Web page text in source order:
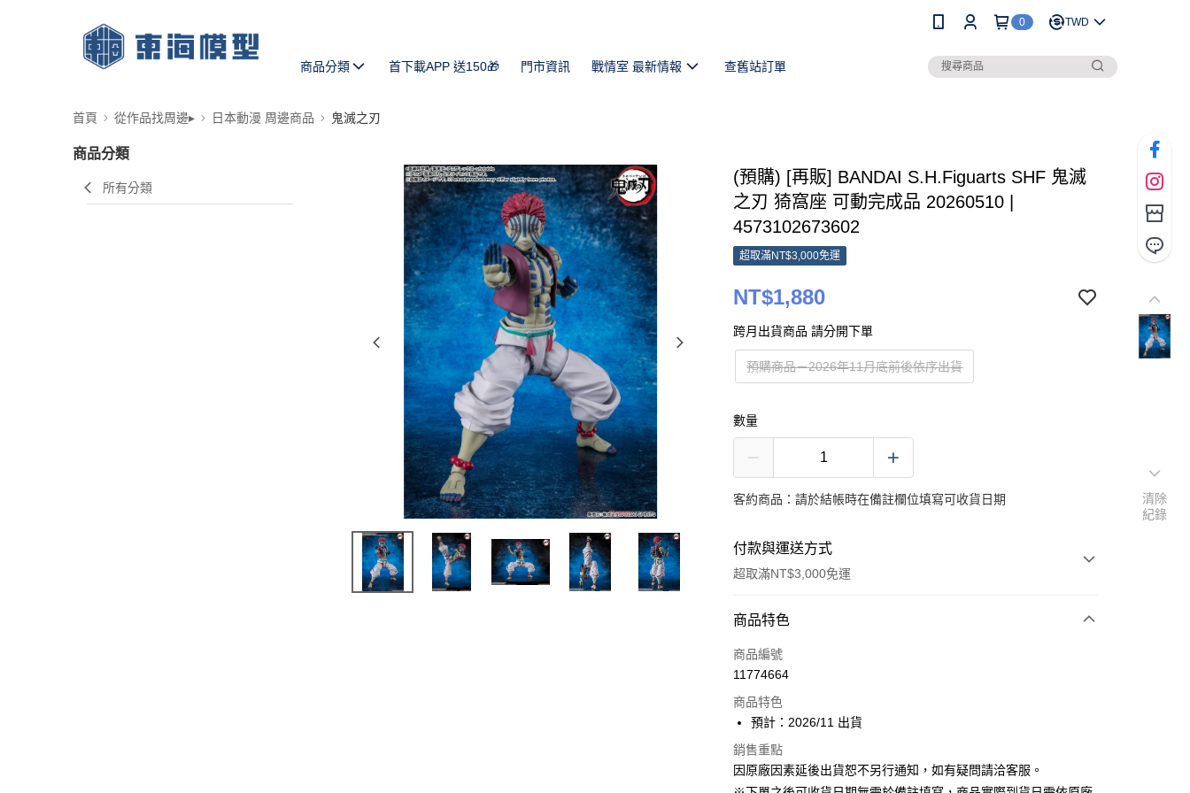
0 TWD
商品分類 首下載APP 送150🎁 門市資訊 戰情室 最新情報 查舊站訂單
首頁 從作品找周邊▸ 日本動漫 周邊商品 鬼滅之刃
商品分類
所有分類
(預購) [再販] BANDAI S.H.Figuarts SHF 鬼滅
之刃 猗窩座 可動完成品 20260510 |
4573102673602
超取滿NT$3,000免運
NT$1,880
跨月出貨商品 請分開下單
預購商品－2026年11月底前後依序出貨
數量
客約商品：請於結帳時在備註欄位填寫可收貨日期
付款與運送方式
超取滿NT$3,000免運
付款方式
信用卡一次付款
Apple Pay
ATM付款
商品特色
商品編號
11774664
商品特色
預計：2026/11 出貨
銷售重點
因原廠因素延後出貨恕不另行通知，如有疑問請洽客服。
清除
紀錄